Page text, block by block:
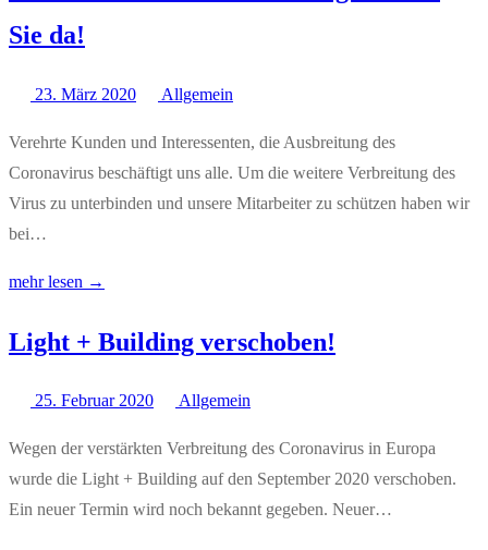
Sie da!
23. März 2020 Allgemein
Verehrte Kunden und Interessenten, die Ausbreitung des
Coronavirus beschäftigt uns alle. Um die weitere Verbreitung des
Virus zu unterbinden und unsere Mitarbeiter zu schützen haben wir
bei…
mehr lesen →
Light + Building verschoben!
25. Februar 2020 Allgemein
Wegen der verstärkten Verbreitung des Coronavirus in Europa
wurde die Light + Building auf den September 2020 verschoben.
Ein neuer Termin wird noch bekannt gegeben. Neuer…